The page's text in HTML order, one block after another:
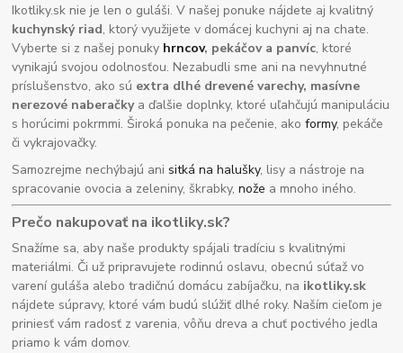
Ikotliky.sk nie je len o guláši. V našej ponuke nájdete aj kvalitný
kuchynský riad, ktorý využijete v domácej kuchyni aj na chate.
Vyberte si z našej ponuky hrncov, pekáčov a panvíc, ktoré
vynikajú svojou odolnosťou. Nezabudli sme ani na nevyhnutné
príslušenstvo, ako sú extra dlhé drevené varechy, masívne
nerezové naberačkya ďalšie doplnky, ktoré uľahčujú manipuláciu
s horúcimi pokrmmi. Široká ponuka na pečenie, akoformy, pekáče
či vykrajovačky.
Samozrejme nechýbajú anisitká na halušky, lisy a nástroje na
spracovanie ovocia a zeleniny, škrabky,nože a mnoho iného.
Prečo nakupovať na ikotliky.sk?
Snažíme sa, aby naše produkty spájali tradíciu s kvalitnými
materiálmi. Či už pripravujete rodinnú oslavu, obecnú súťaž vo
varení guláša alebo tradičnú domácu zabíjačku, na ikotliky.sk
nájdete súpravy, ktoré vám budú slúžiť dlhé roky. Naším cieľom je
priniesť vám radosť z varenia, vôňu dreva a chuť poctivého jedla
priamo k vám domov.